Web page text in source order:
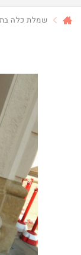
שמלת כלה